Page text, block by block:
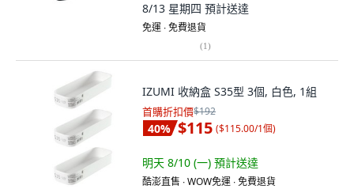
8/13 星期四 預計送達
免運 ∙ 免費退貨
(1)
IZUMI 收納盒 S35型 3個, 白色, 1組
首購折扣價$192
40% $115 ($115.00/1個)
明天 8/10 (一) 預計送達
酷澎直售 ∙ WOW免運 ∙ 免費退貨